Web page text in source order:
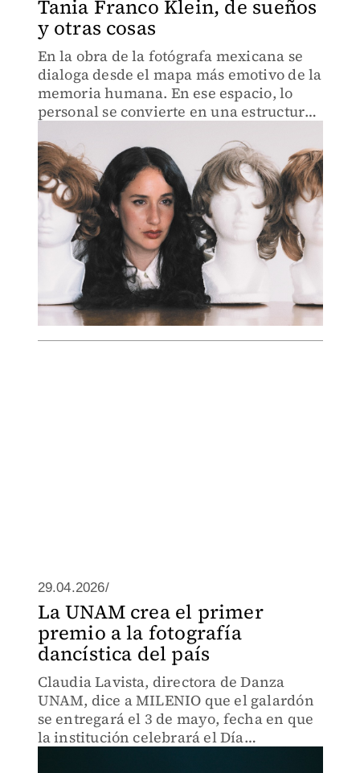
Tania Franco Klein, de sueños
y otras cosas
En la obra de la fotógrafa mexicana se
dialoga desde el mapa más emotivo de la
memoria humana. En ese espacio, lo
personal se convierte en una estructura
acto de vivir.
29.04.2026/
La UNAM crea el primer
premio a la fotografía
dancística del país
Claudia Lavista, directora de Danza
UNAM, dice a MILENIO que el galardón
se entregará el 3 de mayo, fecha en que
la institución celebrará el Día